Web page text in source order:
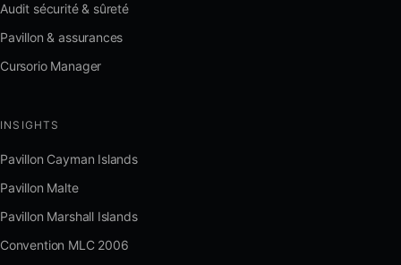
Audit sécurité & sûreté
Pavillon & assurances
Cursorio Manager
INSIGHTS
Pavillon Cayman Islands
Pavillon Malte
Pavillon Marshall Islands
Convention MLC 2006